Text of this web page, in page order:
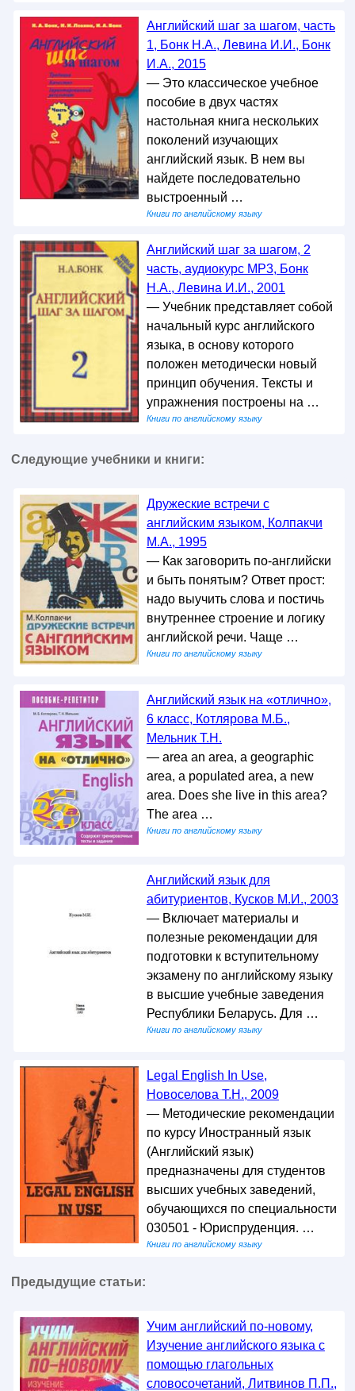
Английский шаг за шагом, часть
1, Бонк Н.А., Левина И.И., Бонк
И.А., 2015
— Это классическое учебное
пособие в двух частях
настольная книга нескольких
поколений изучающих
английский язык. В нем вы
найдете последовательно
выстроенный …
Книги по английскому языку
Английский шаг за шагом, 2
часть, аудиокурс MP3, Бонк
Н.А., Левина И.И., 2001
— Учебник представляет собой
начальный курс английского
языка, в основу которого
положен методически новый
принцип обучения. Тексты и
упражнения построены на …
Книги по английскому языку
Следующие учебники и книги:
Дружеские встречи с
английским языком, Колпакчи
М.А., 1995
— Как заговорить по-английски
и быть понятым? Ответ прост:
надо выучить слова и постичь
внутреннее строение и логику
английской речи. Чаще …
Книги по английскому языку
Английский язык на «отлично»,
6 класс, Котлярова М.Б.,
Мельник Т.Н.
— area an area, a geographic
area, a populated area, a new
area. Does she live in this area?
The area …
Книги по английскому языку
Английский язык для
абитуриентов, Кусков M.И., 2003
— Включает материалы и
полезные рекомендации для
подготовки к вступительному
экзамену по английскому языку
в высшие учебные заведения
Республики Беларусь. Для …
Книги по английскому языку
Legal English In Use,
Новоселова T.Н., 2009
— Методические рекомендации
по курсу Иностранный язык
(Английский язык)
предназначены для студентов
высших учебных заведений,
обучающихся по специальности
030501 - Юриспруденция. …
Книги по английскому языку
Предыдущие статьи:
Учим английский по-новому,
Изучение английского языка с
помощью глагольных
словосочетаний, Литвинов П.П.,